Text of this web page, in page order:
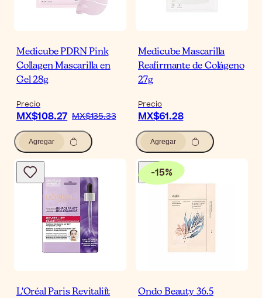
Medicube PDRN Pink
Collagen Mascarilla en
Gel 28g
Precio
MX$108.27 MX$135.33
Agregar
Medicube Mascarilla
Reafirmante de Colágeno
27g
Precio
MX$61.28
Agregar
L'Oréal Paris Revitalift
-15%
Ondo Beauty 36.5